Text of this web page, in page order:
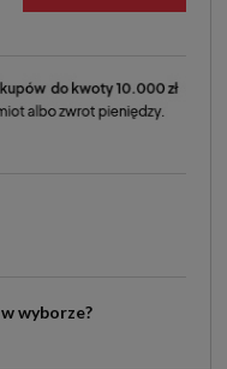
wyborze?